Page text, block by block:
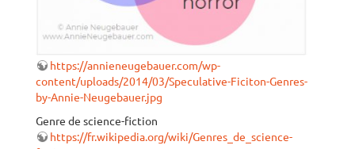
https://annieneugebauer.com/wp-
content/uploads/2014/03/Speculative-Ficiton-Genres-
by-Annie-Neugebauer.jpg
Genre de science-fiction
https://fr.wikipedia.org/wiki/Genres_de_science-